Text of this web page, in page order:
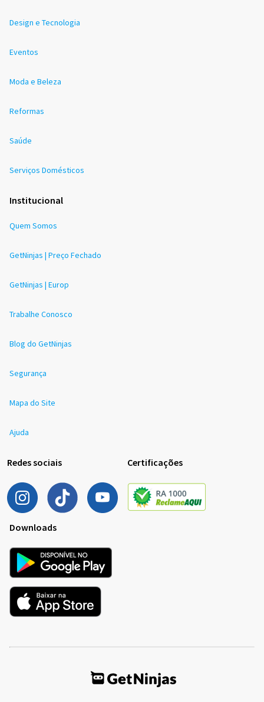
Design e Tecnologia
Eventos
Moda e Beleza
Reformas
Saúde
Serviços Domésticos
Institucional
Quem Somos
GetNinjas | Preço Fechado
GetNinjas | Europ
Trabalhe Conosco
Blog do GetNinjas
Segurança
Mapa do Site
Ajuda
Redes sociais Certificações
Downloads